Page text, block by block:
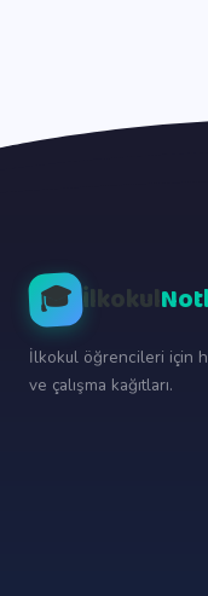
🎓 İlkokul
İlkokul öğrencileri için
ve çalışma kağıtları.